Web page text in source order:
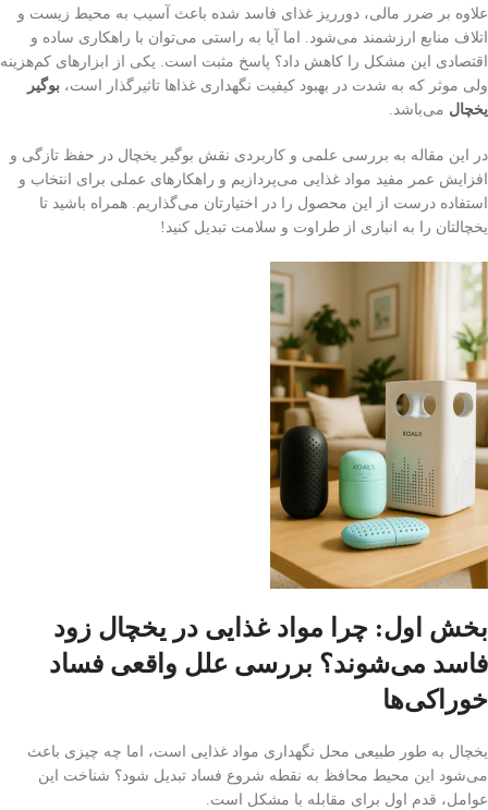
علاوه بر ضرر مالی، دورریز غذای فاسد شده باعث آسیب به محیط زیست و
اتلاف منابع ارزشمند می‌شود. اما آیا به راستی می‌توان با راهکاری ساده و
اقتصادی این مشکل را کاهش داد؟ پاسخ مثبت است. یکی از ابزارهای کم‌هزینه
ولی موثر که به شدت در بهبود کیفیت نگهداری غذاها تاثیرگذار است، بوگیر
یخچال می‌باشد.
در این مقاله به بررسی علمی و کاربردی نقش بوگیر یخچال در حفظ تازگی و
افزایش عمر مفید مواد غذایی می‌پردازیم و راهکارهای عملی برای انتخاب و
استفاده درست از این محصول را در اختیارتان می‌گذاریم. همراه باشید تا
یخچالتان را به انباری از طراوت و سلامت تبدیل کنید!
بخش اول: چرا مواد غذایی در یخچال زود
فاسد می‌شوند؟ بررسی علل واقعی فساد
خوراکی‌ها
یخچال به طور طبیعی محل نگهداری مواد غذایی است، اما چه چیزی باعث
می‌شود این محیط محافظ به نقطه شروع فساد تبدیل شود؟ شناخت این
عوامل، قدم اول برای مقابله با مشکل است.